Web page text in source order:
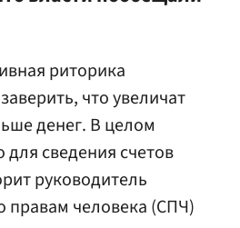
риторика
что увеличат
денег. В целом
для сведения счетов
руководитель
правам человека (СПЧ)